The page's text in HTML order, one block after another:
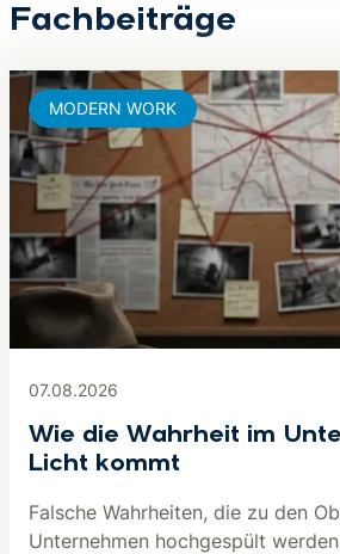
Fachbeiträge
07.08.2026
Wie die Wahrheit im
Licht kommt
Falsche Wahrheiten, die zu den
Unternehmen hochgespült
MODERN WORK